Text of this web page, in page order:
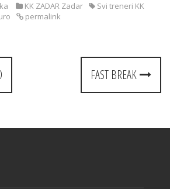
KK ZADAR Zadar
Svi treneri KK
permalink
FAST BREAK